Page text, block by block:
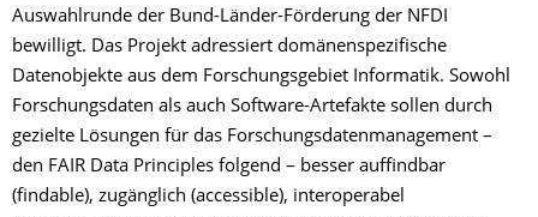
Auswahlrunde der Bund-Länder-Förderung der NFDI
bewilligt. Das Projekt adressiert domänenspezifische
Datenobjekte aus dem Forschungsgebiet Informatik. Sowohl
Forschungsdaten als auch Software-Artefakte sollen durch
gezielte Lösungen für das Forschungsdatenmanagement –
den FAIR Data Principles folgend – besser auffindbar
(findable), zugänglich (accessible), interoperabel